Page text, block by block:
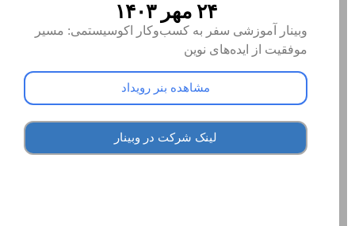
۲۴ مهر ۱۴۰۳
وبینار آموزشی سفر به کسب‌وکار اکوسیستمی: مسیر
موفقیت از ایده‌های نوین
مشاهده بنر رویداد
لینک شرکت در وبینار